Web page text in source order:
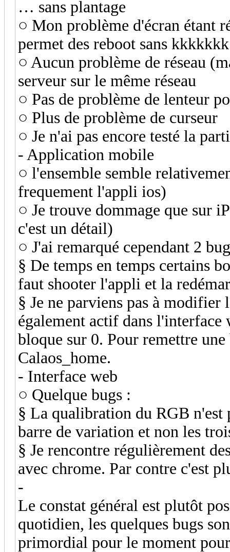
… sans plantage
○ Mon problème d'écran étant
permet des reboot sans kkkkkkk
○ Aucun problème de réseau
serveur sur le même réseau
○ Pas de problème de lenteur
○ Plus de problème de curseur
○ Je n'ai pas encore testé la
- Application mobile
○ l'ensemble semble
frequement l'appli ios)
○ Je trouve dommage que sur
c'est un détail)
○ J'ai remarqué cependant 2
§ De temps en temps certains
faut shooter l'appli et la
§ Je ne parviens pas à
également actif dans
bloque sur 0. Pour remettre
Calaos_home.
- Interface web
○ Quelque bugs :
§ La qualibration du RGB n'est
barre de variation et non les
§ Je rencontre régulièrement
avec chrome. Par contre c'est
-
Le constat général est plutôt
quotidien, les quelques bugs
primordial pour le moment